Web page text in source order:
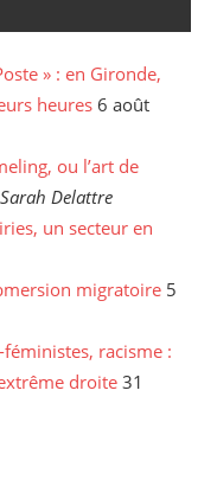
» : en Gironde,
heures 6 août
ou l’art de
Sarah Delattre
un secteur en
migratoire 5
racisme :
droite 31